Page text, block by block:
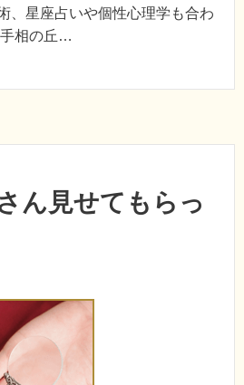
、星座占いや個性心理学も合わ
相の丘…
ん見せてもらっ